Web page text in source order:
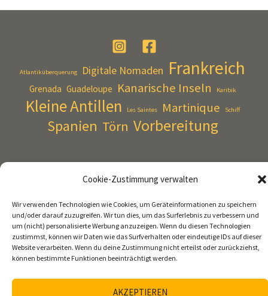
Cookie-Zustimmung verwalten
Wir verwenden Technologien wie Cookies, um Geräteinformationen zu speichern
und/oder darauf zuzugreifen. Wir tun dies, um das Surferlebnis zu verbessern und
um (nicht) personalisierte Werbung anzuzeigen. Wenn du diesen Technologien
zustimmst, können wir Daten wie das Surfverhalten oder eindeutige IDs auf dieser
Website verarbeiten. Wenn du deine Zustimmung nicht erteilst oder zurückziehst,
können bestimmte Funktionen beeinträchtigt werden.
AKZEPTIEREN
Atlantiküberquerung Digitale Nomaden Frankreich
Grenada Guadeloupe Kanarische Inseln Karibik
Kleine Antillen Les Saintes Martinique Schiff
Spanien Törn Vorbereitung
Reisetagebuch
Technik
Impressum
Cookie-Richtlinie (EU)
Datenschutzerklärung